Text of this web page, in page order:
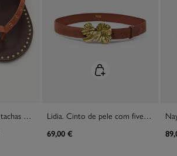
Miren. Sandálias com tachas de camurça
Lidia. Cinto de pele com fivela flor
69,00 €